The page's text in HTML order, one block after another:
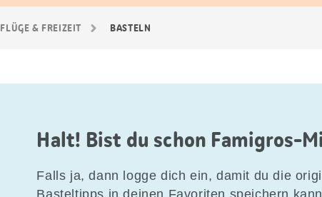
& FREIZEIT BASTELN
Halt! Bist du schon Famigros-
Falls ja, dann logge dich ein, damit du die
Basteltipps in deinen Favoriten speichern